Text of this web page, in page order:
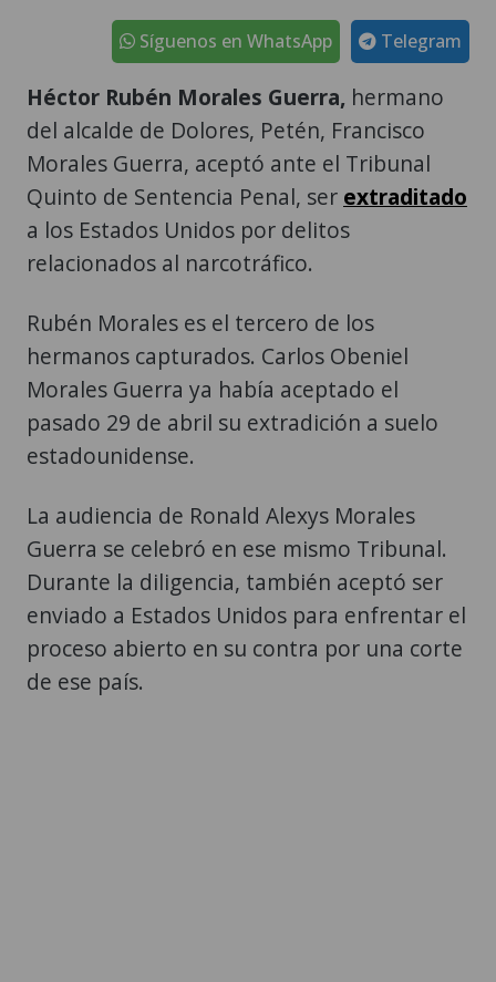
Telegram
Síguenos en WhatsApp
Héctor Rubén Morales Guerra, hermano
del alcalde de Dolores, Petén, Francisco
Morales Guerra, aceptó ante el Tribunal
Quinto de Sentencia Penal, ser extraditado
a los Estados Unidos por delitos
relacionados al narcotráfico.
Rubén Morales es el tercero de los
hermanos capturados. Carlos Obeniel
Morales Guerra ya había aceptado el
pasado 29 de abril su extradición a suelo
estadounidense.
La audiencia de Ronald Alexys Morales
Guerra se celebró en ese mismo Tribunal.
Durante la diligencia, también aceptó ser
enviado a Estados Unidos para enfrentar el
proceso abierto en su contra por una corte
de ese país.